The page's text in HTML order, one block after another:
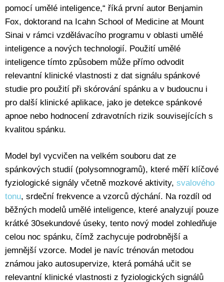
pomocí umělé inteligence,“ říká první autor Benjamin
Fox, doktorand na Icahn School of Medicine at Mount
Sinai v rámci vzdělávacího programu v oblasti umělé
inteligence a nových technologií. Použití umělé
inteligence tímto způsobem může přímo odvodit
relevantní klinické vlastnosti z dat signálu spánkové
studie pro použití při skórování spánku a v budoucnu i
pro další klinické aplikace, jako je detekce spánkové
apnoe nebo hodnocení zdravotních rizik souvisejících s
kvalitou spánku.
Model byl vycvičen na velkém souboru dat ze
spánkových studií (polysomnogramů), které měří klíčové
fyziologické signály včetně mozkové aktivity, svalového
tonu, srdeční frekvence a vzorců dýchání. Na rozdíl od
běžných modelů umělé inteligence, které analyzují pouze
krátké 30sekundové úseky, tento nový model zohledňuje
celou noc spánku, čímž zachycuje podrobnější a
jemnější vzorce. Model je navíc trénován metodou
známou jako autosupervize, která pomáhá učit se
relevantní klinické vlastnosti z fyziologických signálů